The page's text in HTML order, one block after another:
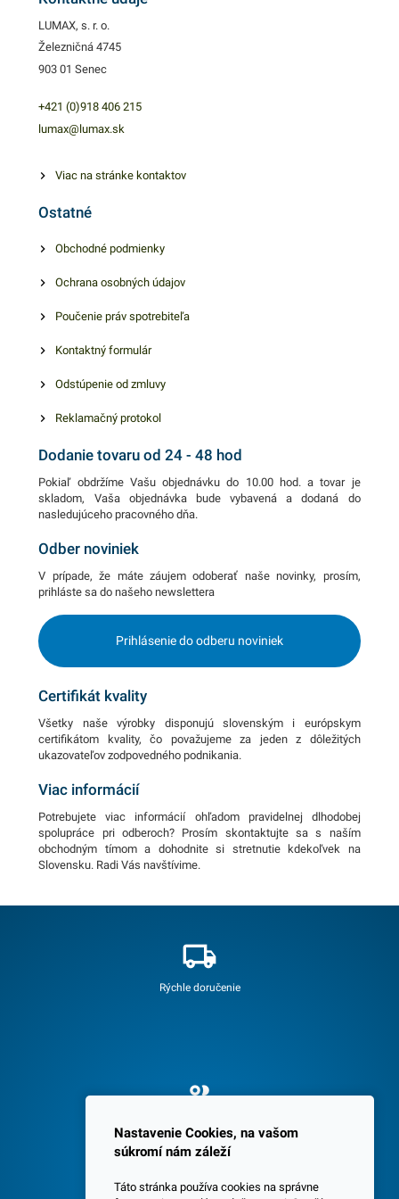
LUMAX, s. r. o.
Železničná 4745
903 01 Senec
+421 (0)918 406 215
lumax@lumax.sk
Viac na stránke kontaktov
Ostatné
Obchodné podmienky
Ochrana osobných údajov
Poučenie práv spotrebiteľa
Kontaktný formulár
Odstúpenie od zmluvy
Reklamačný protokol
Dodanie tovaru od 24 - 48 hod
Pokiaľ obdržíme Vašu objednávku do 10.00 hod. a tovar je
skladom, Vaša objednávka bude vybavená a dodaná do
nasledujúceho pracovného dňa.
Odber noviniek
V prípade, že máte záujem odoberať naše novinky, prosím,
prihláste sa do našeho newslettera
Prihlásenie do odberu noviniek
Certifikát kvality
Všetky naše výrobky disponujú slovenským i európskym
certifikátom kvality, čo považujeme za jeden z dôležitých
ukazovateľov zodpovedného podnikania.
Viac informácií
Potrebujete viac informácií ohľadom pravidelnej dlhodobej
spolupráce pri odberoch? Prosím skontaktujte sa s naším
obchodným tímom a dohodnite si stretnutie kdekoľvek na
Slovensku. Radi Vás navštívime.
Rýchle doručenie
Spokojných 3600 zákazníkov
Nastavenie Cookies, na vašom
súkromí nám záleží
Táto stránka používa cookies na správne